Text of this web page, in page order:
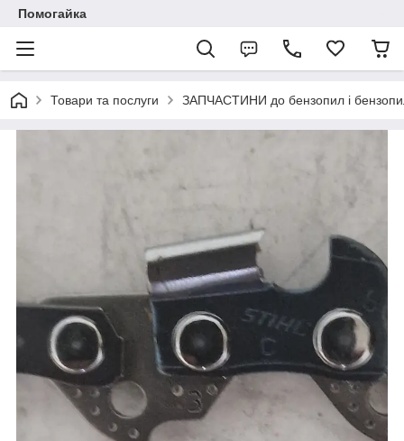
Помогайка
Товари та послуги ЗАПЧАСТИНИ до бензопил і